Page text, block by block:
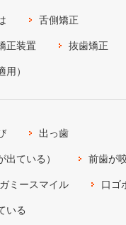
舌側矯正
正装置 抜歯矯正
）
出っ歯
出ている） 前歯が
ガミースマイル 口ゴ
いる